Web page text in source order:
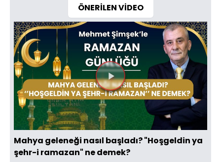
ÖNERİLEN VİDEO
Videoyu
Oynat
Mahya geleneği nasıl başladı? "Hoşgeldin ya
şehr-i ramazan" ne demek?